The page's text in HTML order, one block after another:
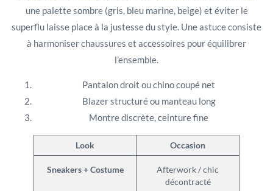
une palette sombre (gris, bleu marine, beige) et éviter le
superflu laisse place à la justesse du style. Une astuce consiste
à harmoniser chaussures et accessoires pour équilibrer
l’ensemble.
Pantalon droit ou chino coupé net
Blazer structuré ou manteau long
Montre discrète, ceinture fine
Look Occasion
Sneakers + Costume
Afterwork / chic
décontracté